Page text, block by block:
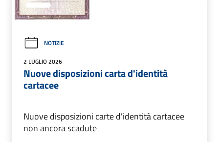
NOTIZIE
2 LUGLIO 2026
Nuove disposizioni carta d'identità
cartacee
Nuove disposizioni carte d'identità cartacee
non ancora scadute